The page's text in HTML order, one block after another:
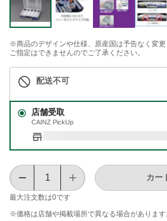
※商品のデザインや仕様、原産国は予告なく変更
ご指定はできませんのでご了承ください。
配送不可
店舗受取
CAINZ PickUp
最大注文数は0です
カー
※価格は​店舗や​掲載場所で​異なる​場合が​あります